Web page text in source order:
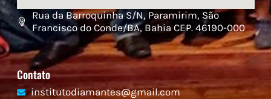
Rua da Barroquinha S/N, Paramirim, São
Francisco do Conde/BA, Bahia CEP. 46190-000
Contato
institutodiamantes@gmail.com